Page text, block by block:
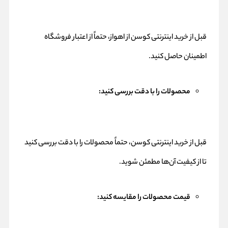
قبل از خرید اینترنتی کوسن از اهواز، حتماً از اعتبار فروشگاه
اطمینان حاصل کنید.
محصولات را با دقت بررسی کنید:
قبل از خرید اینترنتی کوسن، حتماً محصولات را با دقت بررسی کنید
تا از کیفیت آن‌ها مطمئن شوید.
قیمت محصولات را مقایسه کنید: